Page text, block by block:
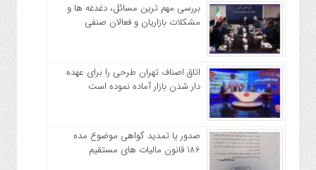
بررسی مهم ترین مسائل، دغدغه ها و
مشکلات بازاریان و فعالان صنفی
اتاق اصناف تهران طرحی را برای عهده
دار شدن بازار آماده نموده است
صدور یا تمدید گواهی موضوع مده
186 قانون مالیات های مستقیم